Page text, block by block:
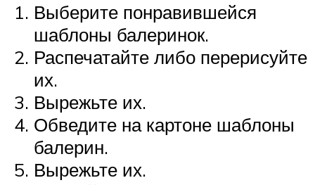
Выберите понравившейся
шаблоны балеринок.
Распечатайте либо перерисуйте
их.
Вырежьте их.
Обведите на картоне шаблоны
балерин.
Вырежьте их.